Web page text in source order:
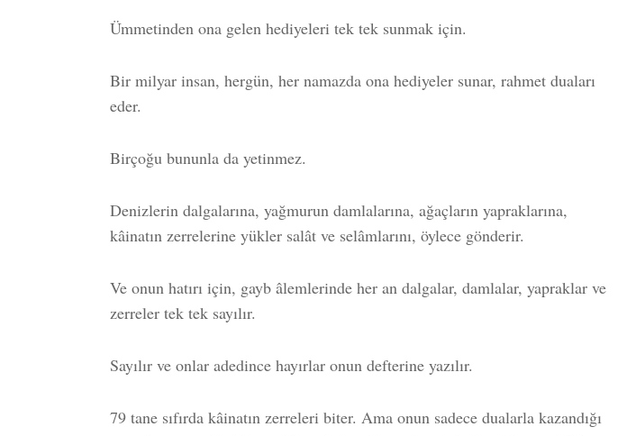
Ümmetinden ona gelen hediyeleri tek tek sunmak için.
Bir milyar insan, hergün, her namazda ona hediyeler sunar, rahmet duaları
eder.
Birçoğu bununla da yetinmez.
Denizlerin dalgalarına, yağmurun damlalarına, ağaçların yapraklarına,
kâinatın zerrelerine yükler salât ve selâmlarını, öylece gönderir.
Ve onun hatırı için, gayb âlemlerinde her an dalgalar, damlalar, yapraklar ve
zerreler tek tek sayılır.
Sayılır ve onlar adedince hayırlar onun defterine yazılır.
79 tane sıfırda kâinatın zerreleri biter. Ama onun sadece dualarla kazandığı